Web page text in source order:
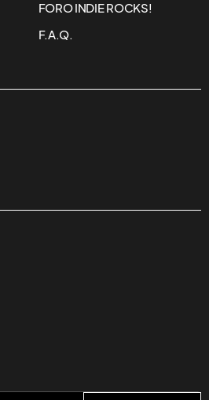
FORO INDIE ROCKS!
F.A.Q.